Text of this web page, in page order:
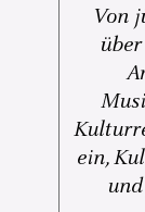
Von
ein,